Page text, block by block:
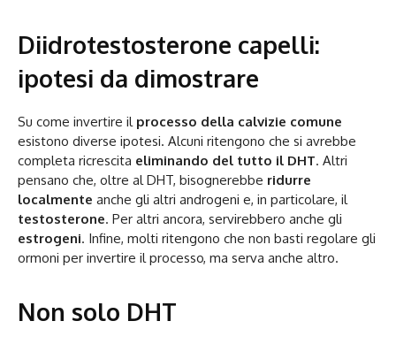
Diidrotestosterone capelli:
ipotesi da dimostrare
Su come invertire il processo della calvizie comune
esistono diverse ipotesi. Alcuni ritengono che si avrebbe
completa ricrescita eliminando del tutto il DHT. Altri
pensano che, oltre al DHT, bisognerebbe ridurre
localmente anche gli altri androgeni e, in particolare, il
testosterone. Per altri ancora, servirebbero anche gli
estrogeni. Infine, molti ritengono che non basti regolare gli
ormoni per invertire il processo, ma serva anche altro.
Non solo DHT